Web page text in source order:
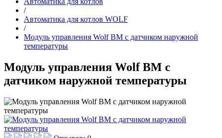
/
Автоматика для котлов WOLF
/
Модуль управления Wolf ВМ с датчиком наружной
температуры
Модуль управления Wolf ВМ с
датчиком наружной температуры